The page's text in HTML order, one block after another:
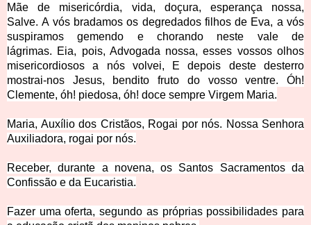
Mãe de misericórdia, vida, doçura, esperança nossa,
Salve. A vós bradamos os degredados filhos de Eva, a vós
suspiramos gemendo e chorando neste vale de
lágrimas. Eia, pois, Advogada nossa, esses vossos olhos
misericordiosos a nós volvei, E depois deste desterro
mostrai-nos Jesus, bendito fruto do vosso ventre. Óh!
Clemente, óh! piedosa, óh! doce sempre Virgem Maria.
Maria, Auxílio dos Cristãos, Rogai por nós. Nossa Senhora
Auxiliadora, rogai por nós.
Receber, durante a novena, os Santos Sacramentos da
Confissão e da Eucaristia.
Fazer uma oferta, segundo as próprias possibilidades para